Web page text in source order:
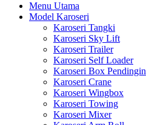
Menu Utama
Model Karoseri
Karoseri Tangki
Karoseri Sky Lift
Karoseri Trailer
Karoseri Self Loader
Karoseri Box Pendingin
Karoseri Crane
Karoseri Wingbox
Karoseri Towing
Karoseri Mixer